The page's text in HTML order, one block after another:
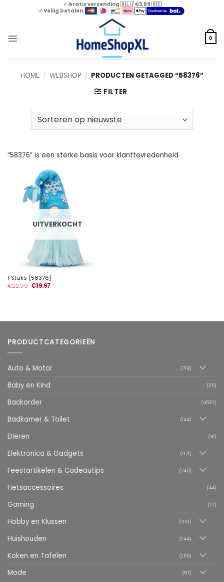
✓ Gratis verzending 🇳🇱 / €3,99 🇧🇪
✓ Veilig betalen:
0
HOME / WEBSHOP / PRODUCTEN GETAGGED “58376”
FILTER
“58376” is een sterke basis voor klanttevredenheid.
UITVERKOCHT
1 Stuks [58376]
€22.99 €19.97
PRODUCTCATEGORIEËN
Auto & Motor (718)
Baby en Kind (35)
Backorder (4520)
Badkamer & Toilet (144)
Dieren (81)
Elektronica & Gadgets (971)
Feestartikelen & Cadeautips (745)
Fietsaccessoires (44)
Gaming (27)
Hobby en Klussen (919)
Huishouden (244)
Koken en Tafelen (265)
Mode (57)